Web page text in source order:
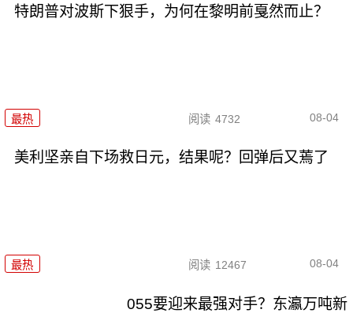
特朗普对波斯下狠手，为何在黎明前戛然而止？
最热 阅读 4732 08-04
美利坚亲自下场救日元，结果呢？回弹后又蔫了
最热 阅读 12467 08-04
055要迎来最强对手？东瀛万吨新